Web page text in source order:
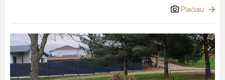
Plačiau
POILSIO
ERDVĖ
,,KAŠTONŲ
PAVĖSYJE"